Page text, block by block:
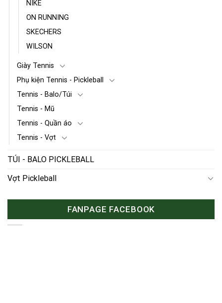
NIKE
ON RUNNING
SKECHERS
WILSON
Giày Tennis
Phụ kiện Tennis - Pickleball
Tennis - Balo/Túi
Tennis - Mũ
Tennis - Quần áo
Tennis - Vợt
TÚI - BALO PICKLEBALL
Vợt Pickleball
FANPAGE FACEBOOK